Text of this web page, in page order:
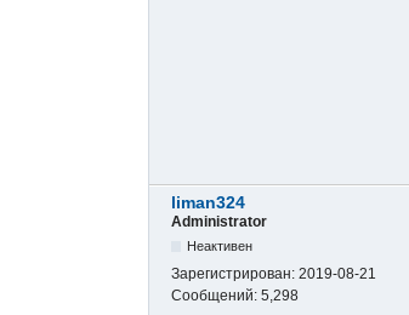
liman324
Administrator
Неактивен
Зарегистрирован: 2019-08-21
Сообщений: 5,298